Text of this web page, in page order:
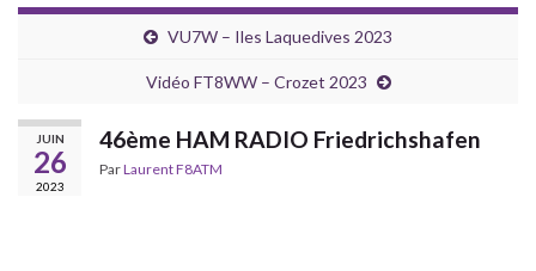
VU7W – Iles Laquedives 2023
Vidéo FT8WW – Crozet 2023
JUIN
26
2023
46ème HAM RADIO Friedrichshafen
ParLaurent F8ATM